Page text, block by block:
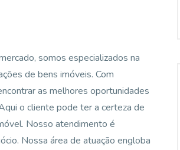
somos especializados na
de bens imóveis. Com
as melhores oportunidades
o cliente pode ter a certeza de
Nosso atendimento é
Nossa área de atuação engloba